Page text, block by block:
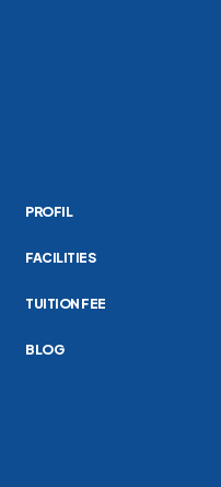
PROFIL
FACILITIES
TUITION FEE
BLOG